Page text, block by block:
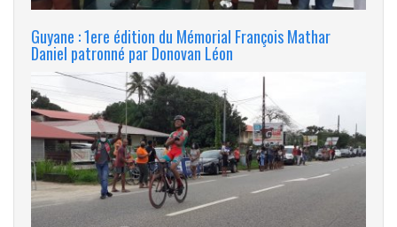
Guyane : 1ere édition du Mémorial François Mathar
Daniel patronné par Donovan Léon